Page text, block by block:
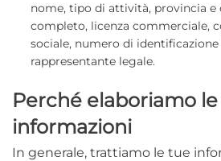
nome, tipo di attività, provincia e
completo, licenza commerciale,
sociale, numero di
rappresentante legale.
Perché elaboriamo
informazioni
In generale, trattiamo le tue